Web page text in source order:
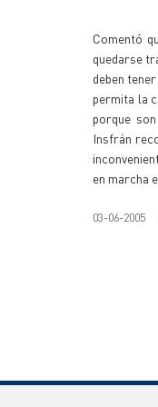
Comentó
quedarse
deben
permita la
porque son
Insfrán
en marcha
03-06-2005